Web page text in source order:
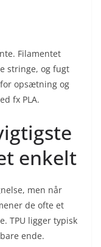
Filamentet
stringe, og fugt
opsætning og
fx PLA.
enkelt
men når
de ofte et
TPU ligger typisk
ende.